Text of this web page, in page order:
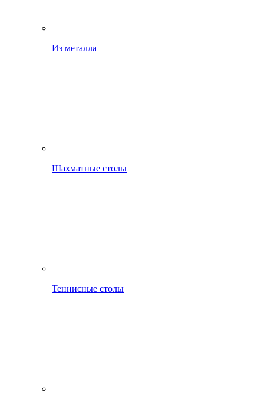
Из металла
Шахматные столы
Теннисные столы